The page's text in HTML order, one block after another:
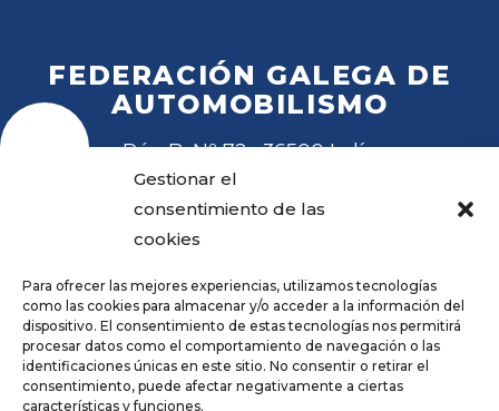
Gestionar el
consentimiento de las
cookies
Para ofrecer las mejores experiencias, utilizamos tecnologías
como las cookies para almacenar y/o acceder a la información del
dispositivo. El consentimiento de estas tecnologías nos permitirá
procesar datos como el comportamiento de navegación o las
identificaciones únicas en este sitio. No consentir o retirar el
consentimiento, puede afectar negativamente a ciertas
características y funciones.
FEDERACIÓN GALEGA DE
AUTOMOBILISMO
Rúa B, Nº 72 · 36500 Lalín
Tel. 988 27 28 41
Emailfga@fga.es
Hora local: